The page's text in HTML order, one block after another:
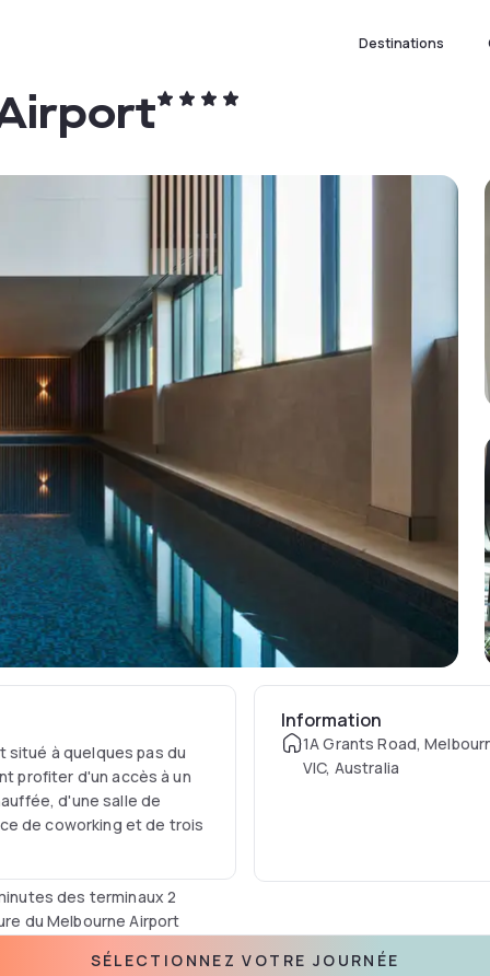
Destinations
situé à quelques pas du
profiter d'un accès à un
d'une salle de
de coworking et de trois
des terminaux 2
du Melbourne Airport
Information
1A Grants Road,
VIC, Australia
SÉLECTIONNEZ VOTRE JOURNÉE